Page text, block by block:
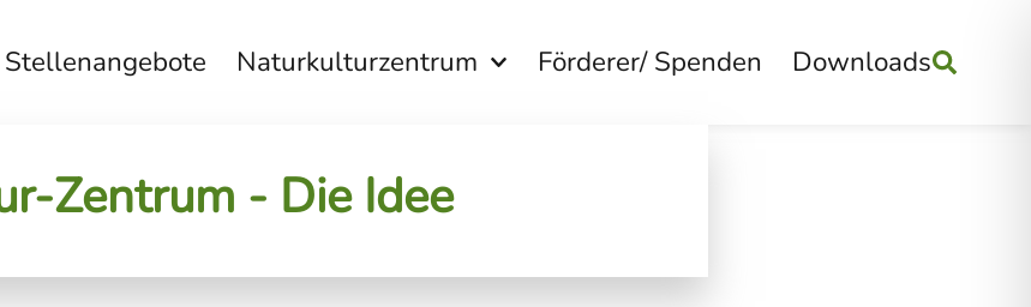
Stellenangebote Naturkulturzentrum Förderer/ Spenden Downloads
Zentrum - Die Idee